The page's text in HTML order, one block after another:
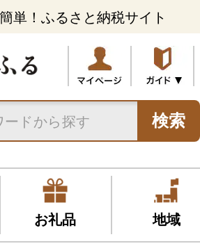
単！ふるさと納税サイト
検索
お礼品 地域